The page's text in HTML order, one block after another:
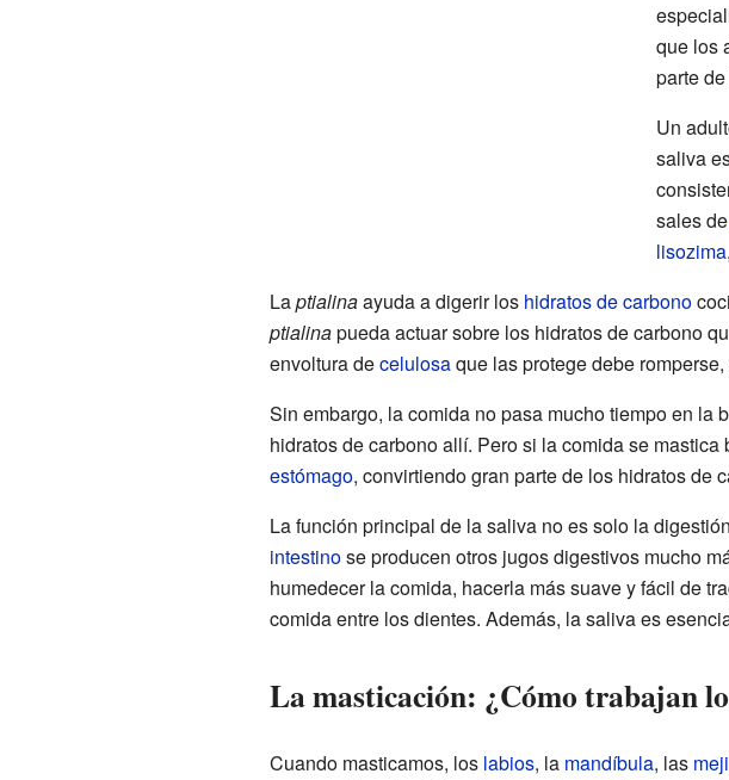
que los
parte
Un
saliva
sales de
lisozima
Laptialinaayuda a digerir los hidratos de carbono
ptialinapueda actuar sobre los hidratos de carbono
envoltura decelulosaque las protege debe
Sin embargo, la comida no pasa mucho tiempo en la
hidratos de carbono allí. Pero si la comida se
estómago, convirtiendo gran parte de los hidratos de
La función principal de la saliva no es solo la
intestinose producen otros jugos digestivos mucho
humedecer la comida, hacerla más suave y fácil de
comida entre los dientes. Además, la saliva es
La masticación: ¿Cómo trabajan
Cuando masticamos, los labios, la mandíbula, las